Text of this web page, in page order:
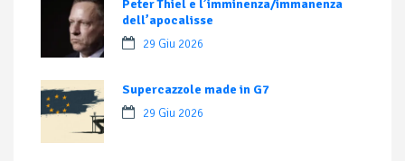
Peter Thiel e l’imminenza/immanenza
dell’apocalisse
29 Giu 2026
Supercazzole made in G7
29 Giu 2026